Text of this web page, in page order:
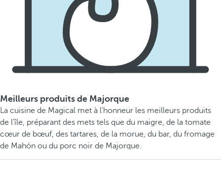
Meilleurs produits de Majorque
La cuisine de Magical met à l'honneur les meilleurs produits
de l'île, préparant des mets tels que du maigre, de la tomate
cœur de bœuf, des tartares, de la morue, du bar, du fromage
de Mahón ou du porc noir de Majorque.